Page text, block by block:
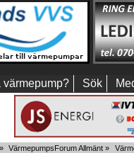
värmepump? Sök
» VärmepumpsForum Allmänt »